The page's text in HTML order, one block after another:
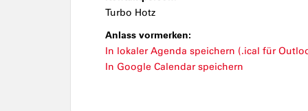
Turbo Hotz
Anlass vormerken:
In lokaler Agenda speichern (.ical für
In Google Calendar speichern